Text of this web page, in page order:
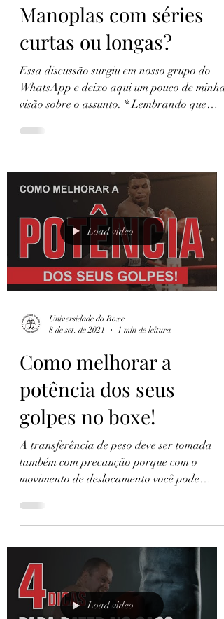
Manoplas com séries
curtas ou longas?
Essa discussão surgiu em nosso grupo do
WhatsApp e deixo aqui um pouco de minha
visão sobre o assunto. * Lembrando que
Load video
Universidade do Boxe
8 de set. de 2021
1 min de leitura
Como melhorar a
potência dos seus
golpes no boxe!
A transferência de peso deve ser tomada
também com precaução porque com o
movimento de deslocamento você pode
Load video